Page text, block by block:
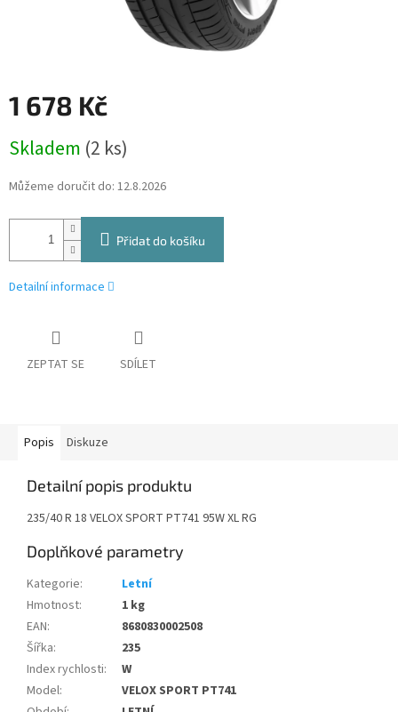
1 678 Kč
cena:
Skladem (2 ks)
Můžeme doručit do: 12.8.2026
Přidat do košíku
Detailní informace
ZEPTAT SE SDÍLET
Popis Diskuze
Detailní popis produktu
235/40 R 18 VELOX SPORT PT741 95W XL RG
Doplňkové parametry
Kategorie:
Letní
Hmotnost:
1 kg
EAN:
8680830002508
Šířka:
235
Index rychlosti:
W
Model:
VELOX SPORT PT741